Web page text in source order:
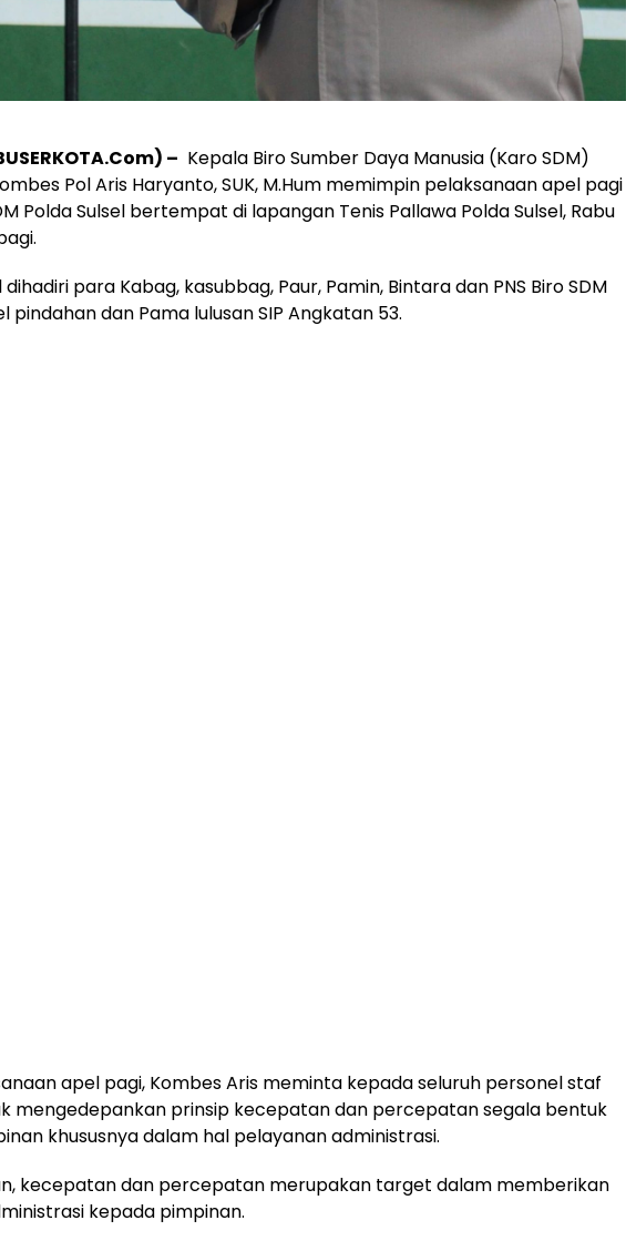
– Kepala Biro Sumber Daya Manusia (Karo SDM)
Pol Aris Haryanto, SUK, M.Hum memimpin pelaksanaan apel pagi
Polda Sulsel bertempat di lapangan Tenis Pallawa Polda Sulsel, Rabu
para Kabag, kasubbag, Paur, Pamin, Bintara dan PNS Biro SDM
pindahan dan Pama lulusan SIP Angkatan 53.
apel pagi, Kombes Aris meminta kepada seluruh personel staf
mengedepankan prinsip kecepatan dan percepatan segala bentuk
khususnya dalam hal pelayanan administrasi.
kecepatan dan percepatan merupakan target dalam memberikan
kepada pimpinan.